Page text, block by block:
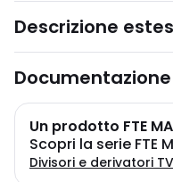
Descrizione
Documentazione
Un prodotto FTE
Scopri la serie FTE
Divisori e derivatori